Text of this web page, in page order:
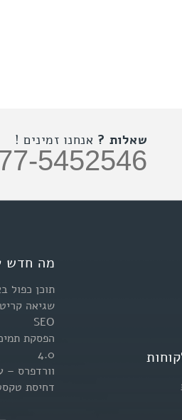
שאלות ? אנחנו זמינים !
5452546
מה חדש
תוכן כפול
SEO
4.0
וורדפרס –
דחיסת